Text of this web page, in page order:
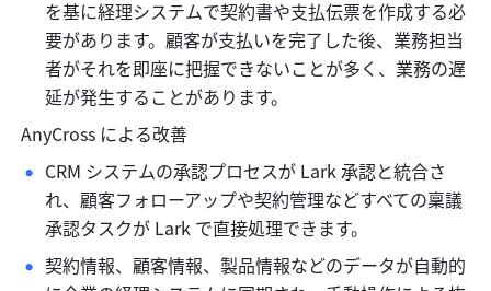
を基に経理システムで契約書や支払伝票を作成する必
要があります。顧客が支払いを完了した後、業務担当
者がそれを即座に把握できないことが多く、業務の遅
延が発生することがあります。
AnyCross による改善
CRM システムの承認プロセスが Lark 承認と統合さ
れ、顧客フォローアップや契約管理などすべての稟議
承認タスクが Lark で直接処理できます。
契約情報、顧客情報、製品情報などのデータが自動的